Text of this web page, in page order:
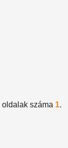
száma 1.